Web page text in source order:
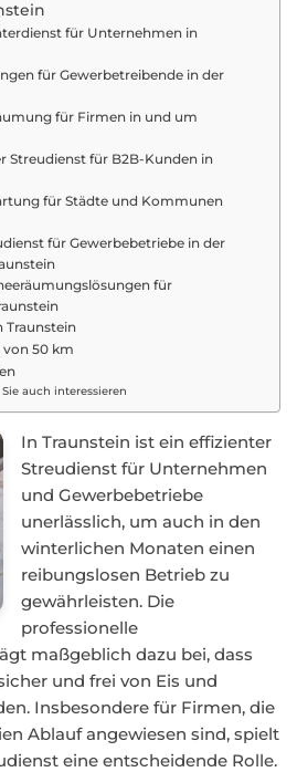
für Unternehmen in
für Gewerbetreibende in der
für Firmen in und um
Streudienst für B2B-Kunden in
für Städte und Kommunen
für Gewerbebetriebe in der
für
Traunstein
50 km
auch interessieren
In Traunstein ist ein effizienter
Streudienst für Unternehmen
und Gewerbebetriebe
unerlässlich, um auch in den
winterlichen Monaten einen
reibungslosen Betrieb zu
gewährleisten. Die
professionelle
maßgeblich dazu bei, dass
und frei von Eis und
Insbesondere für Firmen, die
Ablauf angewiesen sind, spielt
eine entscheidende Rolle.